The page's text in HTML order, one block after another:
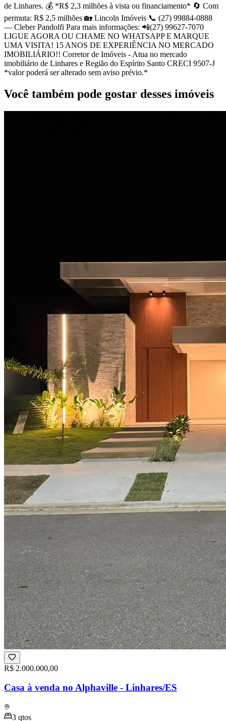
de Linhares. 💰 *R$ 2,3 milhões à vista ou financiamento* 🔄 Com
permuta: R$ 2,5 milhões 🏡 Lincoln Imóveis 📞 (27) 99884-0888
— Cleber Pandolfi Para mais informações: 📲(27) 99627-7070
LIGUE AGORA OU CHAME NO WHATSAPP E MARQUE
UMA VISITA! 15 ANOS DE EXPERIÊNCIA NO MERCADO
IMOBILIÁRIO!! Corretor de Imóveis - Atua no mercado
imobiliário de Linhares e Região do Espírito Santo CRECI 9507-J
*valor poderá ser alterado sem aviso prévio.*
Você também pode gostar desses imóveis
R$ 2.000.000,00
Casa à venda no Alphaville - Linhares/ES
3 qtos